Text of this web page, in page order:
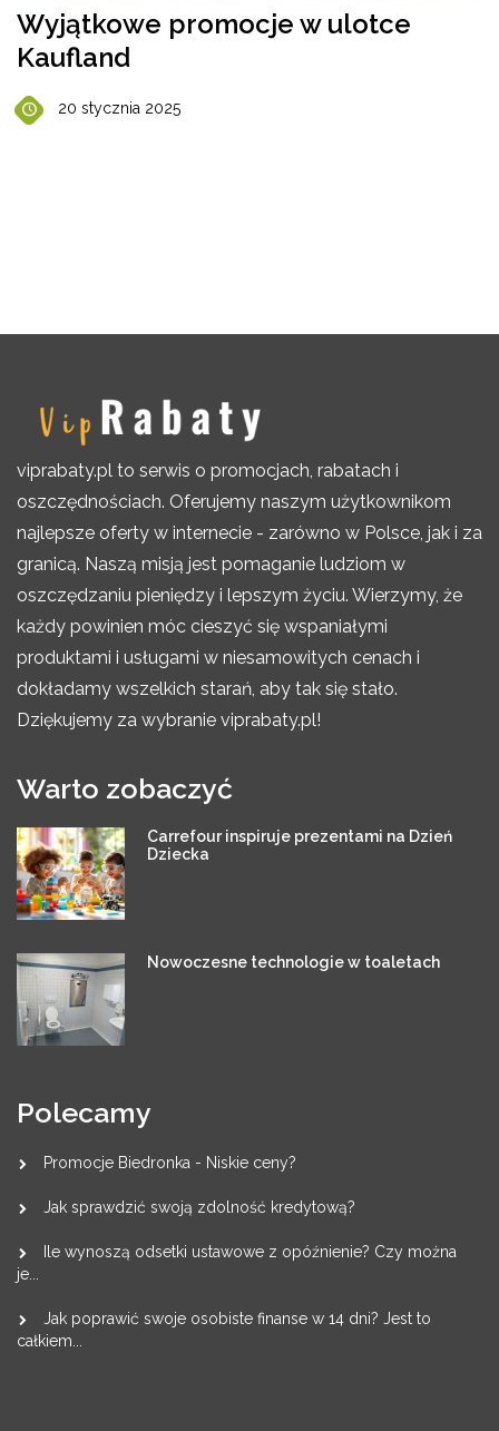
Wyjątkowe promocje w ulotce
Kaufland
20 stycznia 2025
viprabaty.pl to serwis o promocjach, rabatach i
oszczędnościach. Oferujemy naszym użytkownikom
najlepsze oferty w internecie - zarówno w Polsce, jak i za
granicą. Naszą misją jest pomaganie ludziom w
oszczędzaniu pieniędzy i lepszym życiu. Wierzymy, że
każdy powinien móc cieszyć się wspaniałymi
produktami i usługami w niesamowitych cenach i
dokładamy wszelkich starań, aby tak się stało.
Dziękujemy za wybranie viprabaty.pl!
Warto zobaczyć
Carrefour inspiruje prezentami na Dzień
Dziecka
Nowoczesne technologie w toaletach
Polecamy
Promocje Biedronka - Niskie ceny?
Jak sprawdzić swoją zdolność kredytową?
Ile wynoszą odsetki ustawowe z opóźnienie? Czy można
je...
Jak poprawić swoje osobiste finanse w 14 dni? Jest to
całkiem...